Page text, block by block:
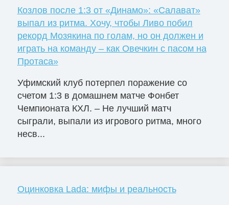
Козлов после 1:3 от «Динамо»: «Салават»
выпал из ритма. Хочу, чтобы Ливо побил
рекорд Мозякина по голам, но он должен и
играть на команду – как Овечкин с пасом на
Протаса»
Уфимский клуб потерпел поражение со
счетом 1:3 в домашнем матче Фонбет
Чемпионата КХЛ. – Не лучший матч
сыграли, выпали из игрового ритма, много
несв...
Оцинковка Lada: мифы и реальность